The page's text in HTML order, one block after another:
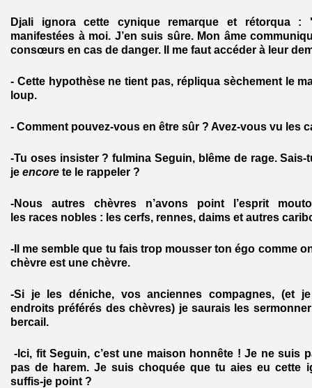
Djali ignora cette cynique remarque et rétorqua
manifestées à moi. J’en suis sûre. Mon âme
consœurs en cas de danger. Il me faut accéder à leur
- Cette hypothèse ne tient pas, répliqua sèchement le
loup.
- Comment pouvez-vous en être sûr ? Avez-vous vu les
-Tu oses insister ? fulmina Seguin, blême de rage. Sais-
je encore te le rappeler ?
-Nous autres chèvres n’avons point l’esprit
les races nobles : les cerfs, rennes, daims et autres
-Il me semble que tu fais trop mousser ton égo comme
chèvre est une chèvre.
-Si je les déniche, vos anciennes compagnes, (et
endroits préférés des chèvres) je saurais les
bercail.
-Ici, fit Seguin, c’est une maison honnête ! Je ne suis
pas de harem. Je suis choquée que tu aies eu cette
suffis-je point ?